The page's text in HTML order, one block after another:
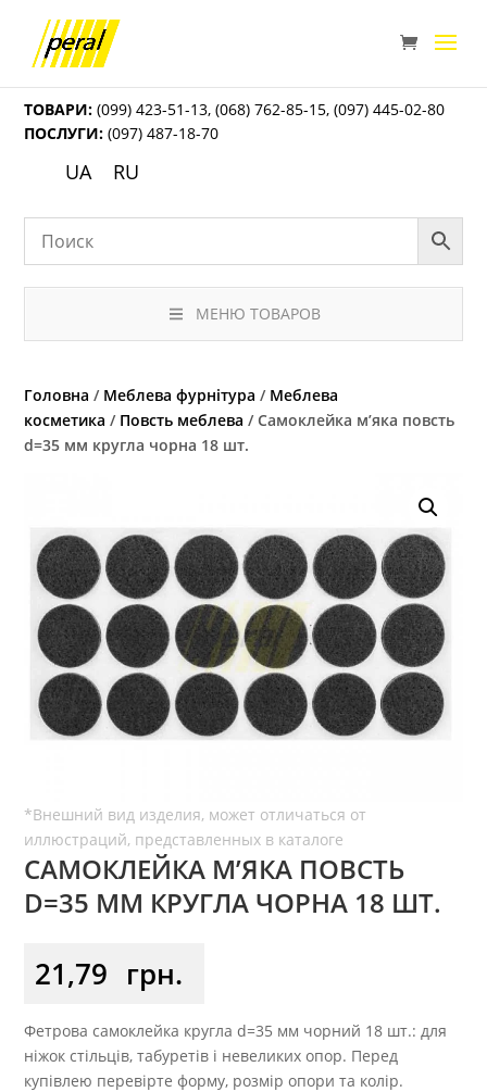
ТОВАРИ: (099) 423-51-13,(068) 762-85-15,(097) 445-02-80
ПОСЛУГИ: (097) 487-18-70
UA RU
МЕНЮ ТОВАРОВ
Головна / Меблева фурнітура / Меблева
косметика / Повсть меблева / Самоклейка м’яка повсть
d=35 мм кругла чорна 18 шт.
САМОКЛЕЙКА М’ЯКА ПОВСТЬ
D=35 ММ КРУГЛА ЧОРНА 18 ШТ.
21,79 грн.
Фетрова самоклейка кругла d=35 мм чорний 18 шт.: для
ніжок стільців, табуретів і невеликих опор. Перед
купівлею перевірте форму, розмір опори та колір.